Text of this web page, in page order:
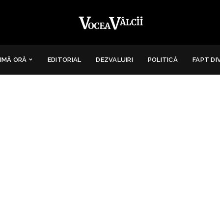
ORĂ EDITORIAL DEZVALUIRI POLITICĂ FAPT